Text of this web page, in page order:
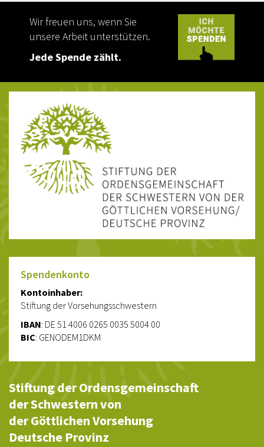
Wir freuen uns, wenn Sie
unsere Arbeit unterstützen.
Jede Spende zählt.
Spendenkonto
Kontoinhaber:
Stiftung der Vorsehungsschwestern
IBAN: DE 51 4006 0265 0035 5004 00
BIC: GENODEM1DKM
Stiftung der Ordensgemeinschaft
der Schwestern von
der Göttlichen Vorsehung
Deutsche Provinz